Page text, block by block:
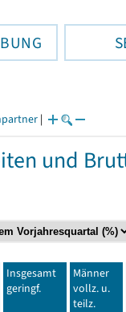
|
und
Insgesamt
geringf.
Männer
vollz. u.
teilz.